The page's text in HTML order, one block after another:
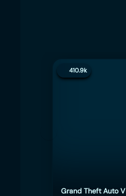
410.9k
Grand Theft Auto V